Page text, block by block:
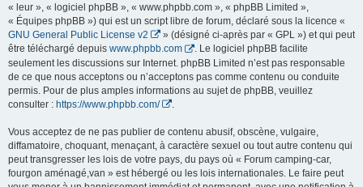
« leur », « logiciel phpBB », « www.phpbb.com », « phpBB Limited »,
« Équipes phpBB ») qui est un script libre de forum, déclaré sous la licence «
GNU General Public License v2
» (désigné ci-après par « GPL ») et qui peut
être téléchargé depuis www.phpbb.com
. Le logiciel phpBB facilite
seulement les discussions sur Internet. phpBB Limited n’est pas responsable
de ce que nous acceptons ou n’acceptons pas comme contenu ou conduite
permis. Pour de plus amples informations au sujet de phpBB, veuillez
consulter : https://www.phpbb.com/
Vous acceptez de ne pas publier de contenu abusif, obscène, vulgaire,
diffamatoire, choquant, menaçant, à caractère sexuel ou tout autre contenu qui
peut transgresser les lois de votre pays, du pays où « Forum camping-car,
fourgon aménagé,van » est hébergé ou les lois internationales. Le faire peut